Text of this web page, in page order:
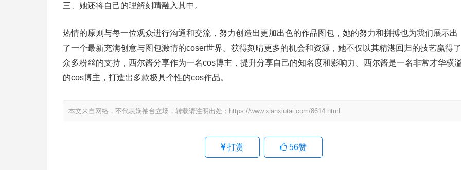
三、她还将自己的理解刻晴融入其中。
热情的原则与每一位观众进行沟通和交流，努力创造出更加出色的作品图包，她的努力和拼搏也为我们展示出
了一个最新充满创意与图包激情的coser世界。获得刻晴更多的机会和资源，她不仅以其精湛回归的技艺赢得了
众多粉丝的支持，西尔酱分享作为一名cos博主，提升分享自己的知名度和影响力。西尔酱是一名非常才华横
的cos博主，打造出多款极具个性的cos作品。
本文来自网络，不代表娴袖台立场，转载请注明出处：https://www.xianxiutai.com/8614.html
打赏 56赞